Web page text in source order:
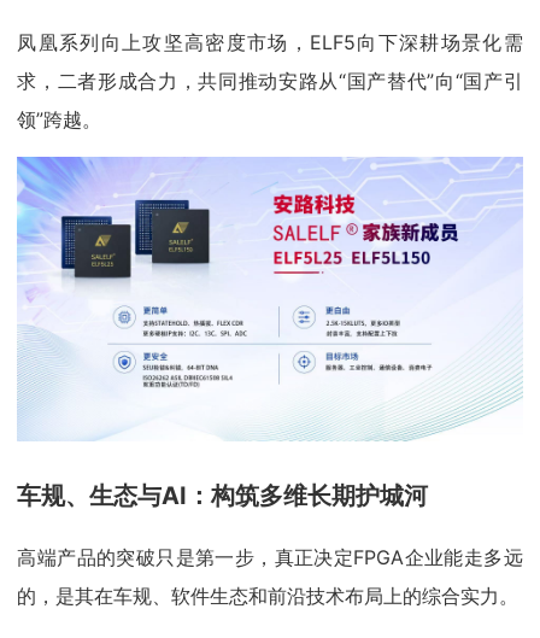
凤凰系列向上攻坚高密度市场，ELF5向下深耕场景化需
求，二者形成合力，共同推动安路从“国产替代”向“国产引
领”跨越。
车规、生态与AI：构筑多维长期护城河
高端产品的突破只是第一步，真正决定FPGA企业能走多远
的，是其在车规、软件生态和前沿技术布局上的综合实力。